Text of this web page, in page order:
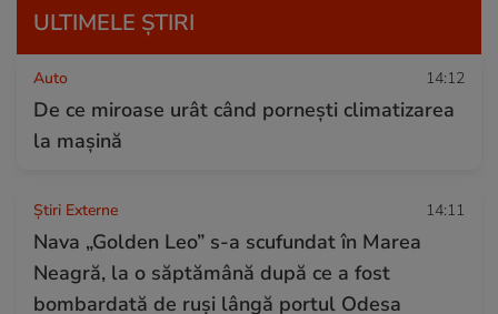
ULTIMELE ȘTIRI
Auto 14:12
De ce miroase urât când pornești climatizarea
la mașină
Știri Externe 14:11
Nava „Golden Leo” s-a scufundat în Marea
Neagră, la o săptămână după ce a fost
bombardată de ruși lângă portul Odesa